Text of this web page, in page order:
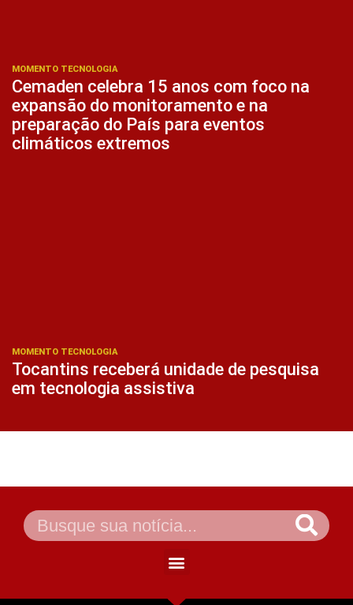
MOMENTO TECNOLOGIA
Cemaden celebra 15 anos com foco na
expansão do monitoramento e na
preparação do País para eventos
climáticos extremos
MOMENTO TECNOLOGIA
Tocantins receberá unidade de pesquisa
em tecnologia assistiva